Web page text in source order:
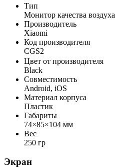
Тип
Монитор качества воздуха
Производитель
Xiaomi
Код производителя
CGS2
Цвет от производителя
Black
Совместимость
Android, iOS
Материал корпуса
Пластик
Габариты
74×85×104 мм
Вес
250 гр
Экран